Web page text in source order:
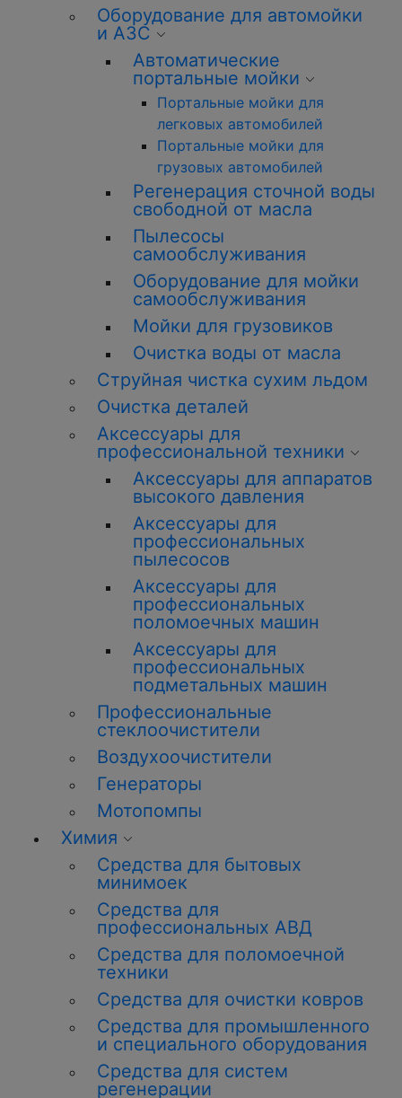
Оборудование для автомойки
и АЗС
Автоматические
портальные мойки
Портальные мойки для
легковых автомобилей
Портальные мойки для
грузовых автомобилей
Регенерация сточной воды
свободной от масла
Пылесосы
самообслуживания
Оборудование для мойки
самообслуживания
Мойки для грузовиков
Очистка воды от масла
Струйная чистка сухим льдом
Очистка деталей
Аксессуары для
профессиональной техники
Аксессуары для аппаратов
высокого давления
Аксессуары для
профессиональных
пылесосов
Аксессуары для
профессиональных
поломоечных машин
Аксессуары для
профессиональных
подметальных машин
Профессиональные
стеклоочистители
Воздухоочистители
Генераторы
Мотопомпы
Химия
Средства для бытовых
минимоек
Средства для
профессиональных АВД
Средства для поломоечной
техники
Средства для очистки ковров
Средства для промышленного
и специального оборудования
Средства для систем
регенерации